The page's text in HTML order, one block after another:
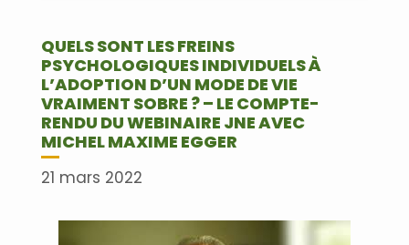
QUELS SONT LES FREINS
PSYCHOLOGIQUES INDIVIDUELS À
L’ADOPTION D’UN MODE DE VIE
VRAIMENT SOBRE ? – LE COMPTE-
RENDU DU WEBINAIRE JNE AVEC
MICHEL MAXIME EGGER
21 mars 2022